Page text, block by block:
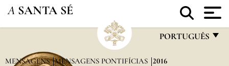
A SANTA SÉ
PORTUGUÊS
FRANÇAIS
MENSAGENS MENSAGENS PONTIFÍCIAS 2016